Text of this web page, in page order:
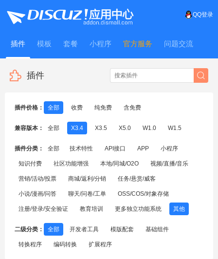
QQ登录
插件 模板 套餐 小程序 官方服务 问题交流
WitFrame
插件
插件价格： 全部 收费 纯免费 含免费
兼容版本： 全部 X3.4 X3.5 X5.0 W1.0 W1.5
插件分类： 全部 技术特性 API接口 APP 小程序
知识付费 社区功能增强 本地/同城/O2O 视频/直播/音乐
营销/活动/投票 商城/返利/分销 任务/悬赏/威客
小说/漫画/问答 聊天/问卷/工单 OSS/COS/对象存储
注册/登录/安全验证 教育培训 更多独立功能系统 其他
二级分类： 全部 开发者工具 模版配套 基础组件
转换程序 编码转换 扩展程序